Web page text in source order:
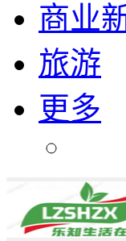
商业
旅游
更多